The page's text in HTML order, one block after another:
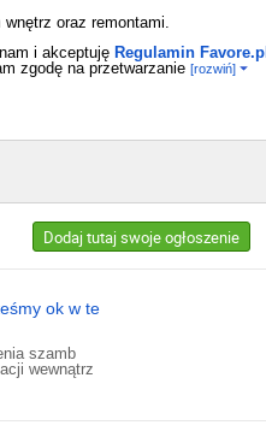
oraz remontami.
i akceptuję Regulamin Favore.pl
zgodę na przetwarzanie [rozwiń]
Dodaj tutaj swoje ogłoszenie
ok w te
szamb
wewnątrz